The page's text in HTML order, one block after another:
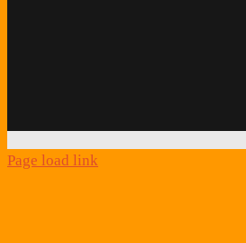
Page load link